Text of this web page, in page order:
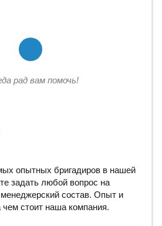
рад вам помочь!
опытных бригадиров в нашей
задать любой вопрос на
состав. Опыт и
чем стоит наша компания.